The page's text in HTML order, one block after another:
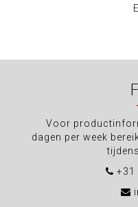
Voor
dagen per week
+31